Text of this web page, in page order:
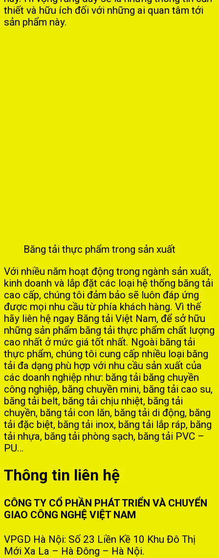
thiết và hữu ích đối với những ai quan tâm tới
sản phẩm này.
Băng tải thực phẩm trong sản xuất
Với nhiều năm hoạt động trong ngành sản xuất,
kinh doanh và lắp đặt các loại hệ thống băng tải
cao cấp, chúng tôi đảm bảo sẽ luôn đáp ứng
được mọi nhu cầu từ phía khách hàng. Vì thế
hãy liên hệ ngay Băng tải Việt Nam, để sở hữu
những sản phẩm băng tải thực phẩm chất lượng
cao nhất ở mức giá tốt nhất. Ngoài băng tải
thực phẩm, chúng tôi cung cấp nhiều loại băng
tải đa dạng phù hợp với nhu cầu sản xuất của
các doanh nghiệp như: băng tải băng chuyền
công nghiệp, băng chuyền mini, băng tải cao su,
băng tải belt, băng tải chịu nhiệt, băng tải
chuyền, băng tải con lăn, băng tải di động, băng
tải đặc biệt, băng tải inox, băng tải lắp ráp, băng
tải nhựa, băng tải phòng sạch, băng tải PVC –
PU…
Thông tin liên hệ
CÔNG TY CỔ PHẦN PHÁT TRIỂN VÀ CHUYỂN
GIAO CÔNG NGHỆ VIỆT NAM
VPGD Hà Nội: Số 23 Liền Kề 10 Khu Đô Thị
Mới Xa La – Hà Đông – Hà Nội.